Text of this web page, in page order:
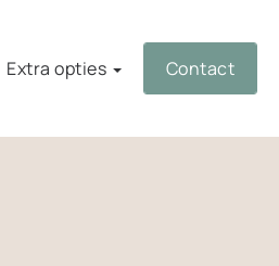
Extra opties Contact